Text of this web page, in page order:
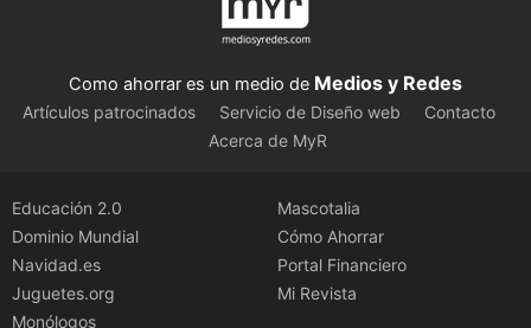
Como ahorrar es un medio de Medios y Redes
Artículos patrocinados Servicio de Diseño web
Contacto
Acerca de MyR
Educación 2.0
Dominio Mundial
Navidad.es
Juguetes.org
Monólogos
Mascotalia
Cómo Ahorrar
Portal Financiero
Mi Revista